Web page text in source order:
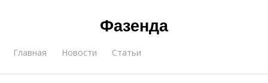
Фазенда
Главная Новости Статьи